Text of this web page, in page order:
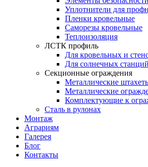
Уплотнители для
Пленки кровельные
Саморезы кровельные
Теплоизоляция
ЛСТК профиль
Для кровельных и
Для солнечных станций
Секционные ограждения
Металлические
Металлические
Комплектующие к
Сталь в рулонах
Монтаж
Аграриям
Галерея
Блог
Контакты